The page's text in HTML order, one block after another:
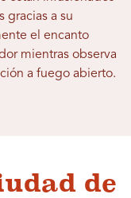
gracias a su
el encanto
mientras observa
a fuego abierto.
de